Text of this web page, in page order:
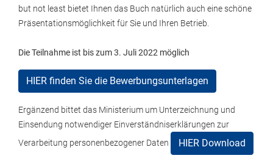
but not least bietet Ihnen das Buch natürlich auch eine schöne
Präsentationsmöglichkeit für Sie und Ihren Betrieb.
Die Teilnahme ist bis zum 3. Juli 2022 möglich
HIER finden Sie die Bewerbungsunterlagen
Ergänzend bittet das Ministerium um Unterzeichnung und
Einsendung notwendiger Einverständniserklärungen zur
Verarbeitung personenbezogener Daten
HIER Download